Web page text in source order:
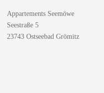
Appartements Seemöwe
Seestraße 5
23743 Ostseebad Grömitz